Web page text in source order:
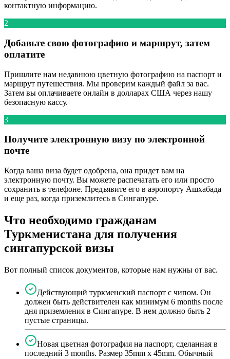
контактную информацию.
2
Добавьте свою фотографию и маршрут, затем
оплатите
Пришлите нам недавнюю цветную фотографию на паспорт и
маршрут путешествия. Мы проверим каждый файл за вас.
Затем вы оплачиваете онлайн в долларах США через нашу
безопасную кассу.
3
Получите электронную визу по электронной
почте
Когда ваша виза будет одобрена, она придет вам на
электронную почту. Вы можете распечатать его или просто
сохранить в телефоне. Предъявите его в аэропорту Ашхабада
и еще раз, когда приземлитесь в Сингапуре.
Что необходимо гражданам
Туркменистана для получения
сингапурской визы
Вот полный список документов, которые нам нужны от вас.
Действующий туркменский паспорт с чипом. Он
должен быть действителен как минимум 6 months после
дня приземления в Сингапуре. В нем должно быть 2
пустые страницы.
Новая цветная фотография на паспорт, сделанная в
последний 3 months. Размер 35mm x 45mm. Обычный